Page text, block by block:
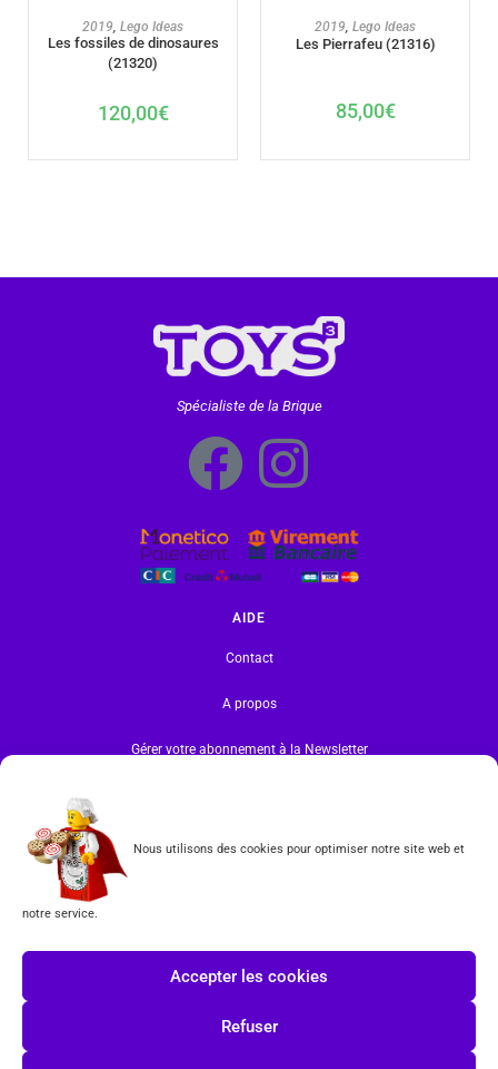
Nous utilisons des cookies pour optimiser notre site web et
notre service.
Accepter les cookies
Refuser
AJOUTER AU PANIER
2019, Lego Ideas
Les fossiles de dinosaures
(21320)
120,00€
AJOUTER AU PANIER
2019, Lego Ideas
Les Pierrafeu (21316)
85,00€
Spécialiste de la Brique
AIDE
Contact
A propos
Gérer votre abonnement à la Newsletter
Tous les produits vendus sur ce site sont fabriqués par LEGO exclusivement. LEGO® est une
marque déposée par The LEGO Group. Les propriétaires des marques respectives citées sur le site
en restent les propriétaires. Tous droits réservés.